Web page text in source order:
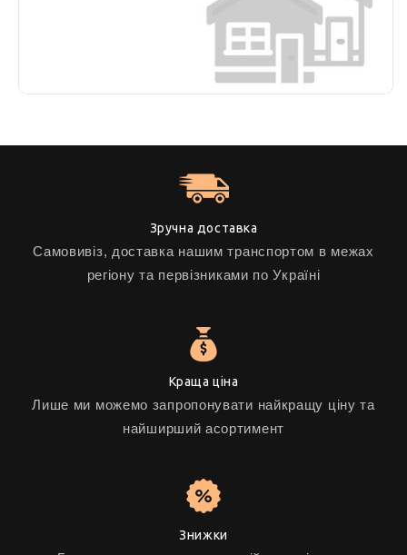
Зручна доставка
Самовивіз, доставка нашим транспортом в межах
регіону та первізниками по Україні
Краща ціна
Лише ми можемо запропонувати найкращу ціну та
найширший асортимент
Знижки